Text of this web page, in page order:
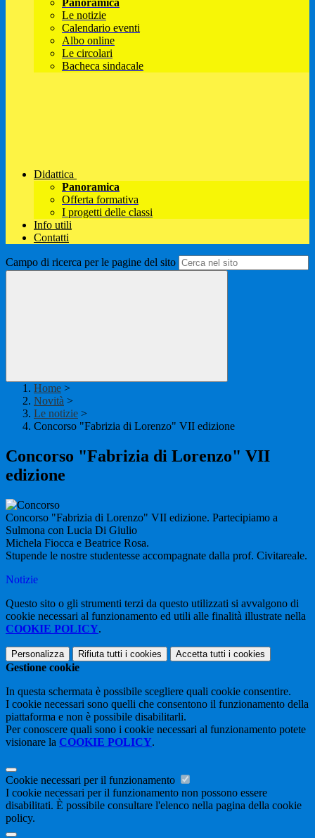
Panoramica
Le notizie
Calendario eventi
Albo online
Le circolari
Bacheca sindacale
Didattica
Panoramica
Offerta formativa
I progetti delle classi
Info utili
Contatti
Campo di ricerca per le pagine del sito
Home >
Novità >
Le notizie >
Concorso "Fabrizia di Lorenzo" VII edizione
Concorso "Fabrizia di Lorenzo" VII
edizione
Concorso "Fabrizia di Lorenzo" VII edizione. Partecipiamo a
Sulmona con Lucia Di Giulio
Michela Fiocca e Beatrice Rosa.
Stupende le nostre studentesse accompagnate dalla prof. Civitareale.
Notizie
Questo sito o gli strumenti terzi da questo utilizzati si avvalgono di
cookie necessari al funzionamento ed utili alle finalità illustrate nella
COOKIE POLICY.
Personalizza Rifiuta tutti i cookies Accetta tutti i cookies
Gestione cookie
In questa schermata è possibile scegliere quali cookie consentire.
I cookie necessari sono quelli che consentono il funzionamento della
piattaforma e non è possibile disabilitarli.
Per conoscere quali sono i cookie necessari al funzionamento potete
visionare la COOKIE POLICY.
Cookie necessari per il funzionamento
I cookie necessari per il funzionamento non possono essere
disabilitati. È possibile consultare l'elenco nella pagina della cookie
policy.